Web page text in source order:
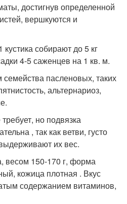
достигнув определенной
вершкуются и
собирают до 5 кг
4-5 саженцев на 1 кв. м.
пасленовых, таких
альтернариоз,
но подвязка
, так как ветви, густо
их вес.
весом 150-170 г, форма
кожица плотная . Вкус
содержанием витаминов,